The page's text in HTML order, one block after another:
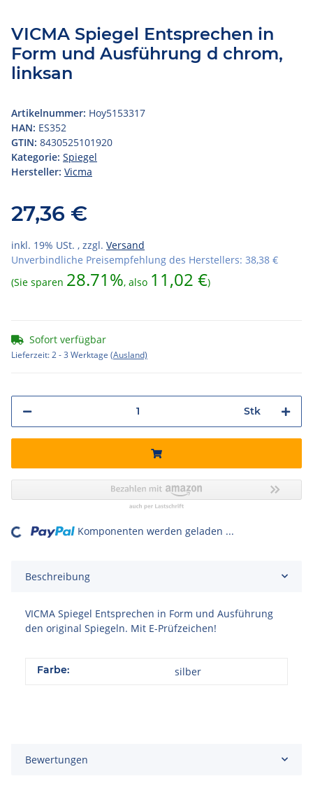
VICMA Spiegel Entsprechen in
Form und Ausführung d chrom,
linksan
Artikelnummer: Hoy5153317
HAN: ES352
GTIN: 8430525101920
Kategorie: Spiegel
Hersteller: Vicma
27,36 €
inkl. 19% USt. , zzgl. Versand
Unverbindliche Preisempfehlung des Herstellers: 38,38 €
(Sie sparen 28.71%, also 11,02 €)
Sofort verfügbar
Lieferzeit:2 - 3 Werktage (Ausland)
Stk
Loading... Komponenten werden geladen ...
Beschreibung
VICMA Spiegel Entsprechen in Form und Ausführung
den original Spiegeln. Mit E-Prüfzeichen!
Farbe: silber
Bewertungen